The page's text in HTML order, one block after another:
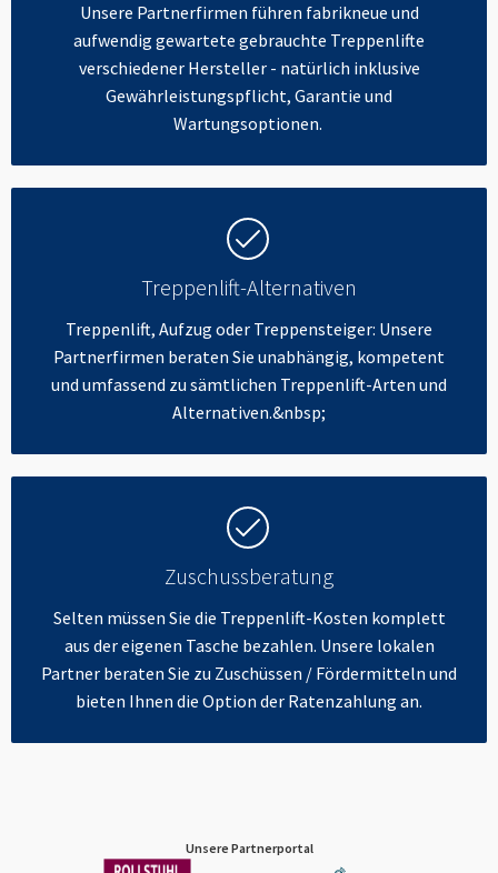
Unsere Partnerfirmen führen fabrikneue und
aufwendig gewartete gebrauchte Treppenlifte
verschiedener Hersteller - natürlich inklusive
Gewährleistungspflicht, Garantie und
Wartungsoptionen.
Treppenlift-Alternativen
Treppenlift, Aufzug oder Treppensteiger: Unsere
Partnerfirmen beraten Sie unabhängig, kompetent
und umfassend zu sämtlichen Treppenlift-Arten und
Alternativen.&nbsp;
Zuschussberatung
Selten müssen Sie die Treppenlift-Kosten komplett
aus der eigenen Tasche bezahlen. Unsere lokalen
Partner beraten Sie zu Zuschüssen / Fördermitteln und
bieten Ihnen die Option der Ratenzahlung an.
Unsere Partnerportal